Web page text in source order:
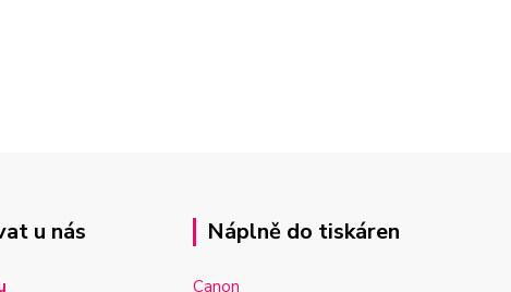
u nás Náplně do tiskáren
Canon